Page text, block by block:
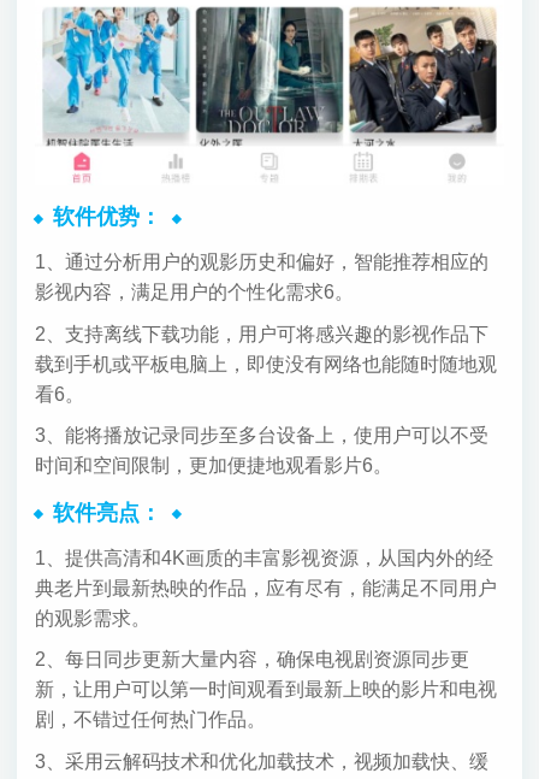
软件优势：
1、通过分析用户的观影历史和偏好，智能推荐相应的
影视内容，满足用户的个性化需求6。
2、支持离线下载功能，用户可将感兴趣的影视作品下
载到手机或平板电脑上，即使没有网络也能随时随地观
看6。
3、能将播放记录同步至多台设备上，使用户可以不受
时间和空间限制，更加便捷地观看影片6。
软件亮点：
1、提供高清和4K画质的丰富影视资源，从国内外的经
典老片到最新热映的作品，应有尽有，能满足不同用户
的观影需求。
2、每日同步更新大量内容，确保电视剧资源同步更
新，让用户可以第一时间观看到最新上映的影片和电视
剧，不错过任何热门作品。
3、采用云解码技术和优化加载技术，视频加载快、缓